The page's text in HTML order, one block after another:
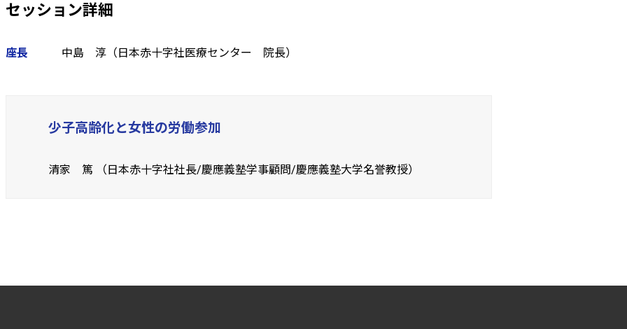
セッション詳細
座長 中島 淳（日本赤十字社医療センター 院長）
少子高齢化と女性の労働参加
清家 篤 （日本赤十字社社長/慶應義塾学事顧問/慶應義塾大学名誉教授）